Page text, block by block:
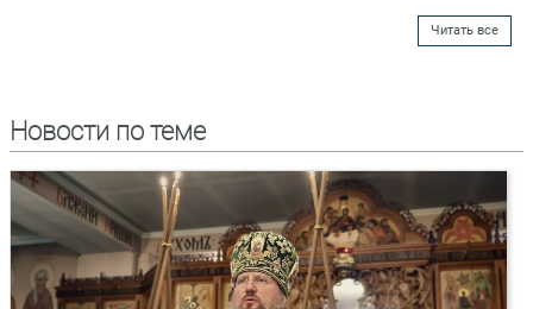
Читать все
Новости по теме